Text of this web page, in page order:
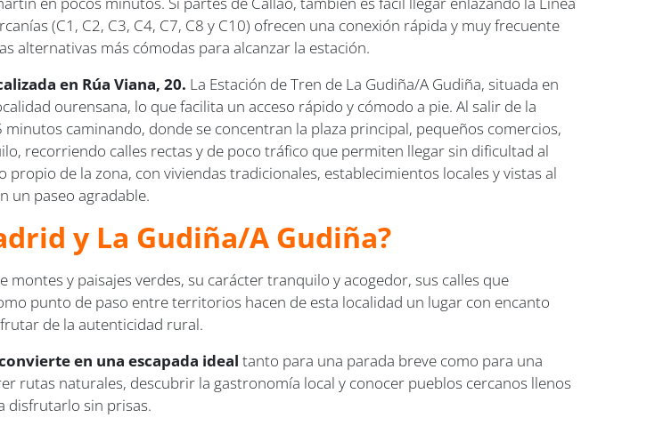
(C1, C2, C3, C4, C7, C8 y C10) ofrecen una conexión rápida y muy frecuente
alternativas más cómodas para alcanzar la estación.
en Rúa Viana, 20. La Estación de Tren de La Gudiña/A Gudiña, situada en
ourensana, lo que facilita un acceso rápido y cómodo a pie. Al salir de la
caminando, donde se concentran la plaza principal, pequeños comercios,
recorriendo calles rectas y de poco tráfico que permiten llegar sin dificultad al
de la zona, con viviendas tradicionales, establecimientos locales y vistas al
un paseo agradable.
y La Gudiña/A Gudiña?
montes y paisajes verdes, su carácter tranquilo y acogedor, sus calles que
punto de paso entre territorios hacen de esta localidad un lugar con encanto
de la autenticidad rural.
en una escapada ideal tanto para una parada breve como para una
rutas naturales, descubrir la gastronomía local y conocer pueblos cercanos llenos
disfrutarlo sin prisas.